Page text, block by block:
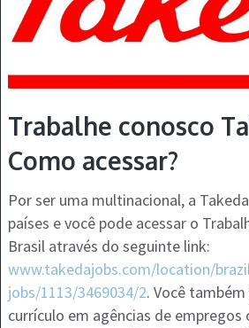
Trabalhe conosco
Como acessar?
Por ser uma multinacional, a
países e você pode acessar o
Brasil através do seguinte link:
www.takedajobs.com/location/
jobs/1113/3469034/2. Você
currículo em agências de